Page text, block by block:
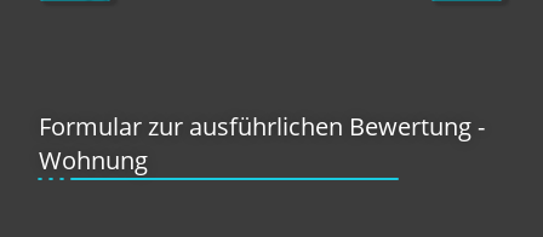
Formular zur ausführlichen Bewertung -
Wohnung